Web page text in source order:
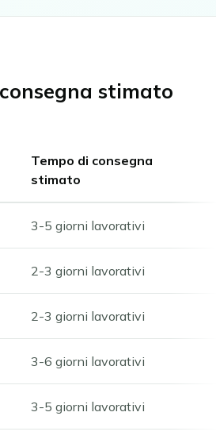
tedesche
stimato
Tempo di consegna
stimato
3-5 giorni lavorativi
2-3 giorni lavorativi
2-3 giorni lavorativi
3-6 giorni lavorativi
3-5 giorni lavorativi